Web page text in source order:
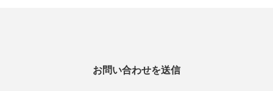
お問い合わせを送信